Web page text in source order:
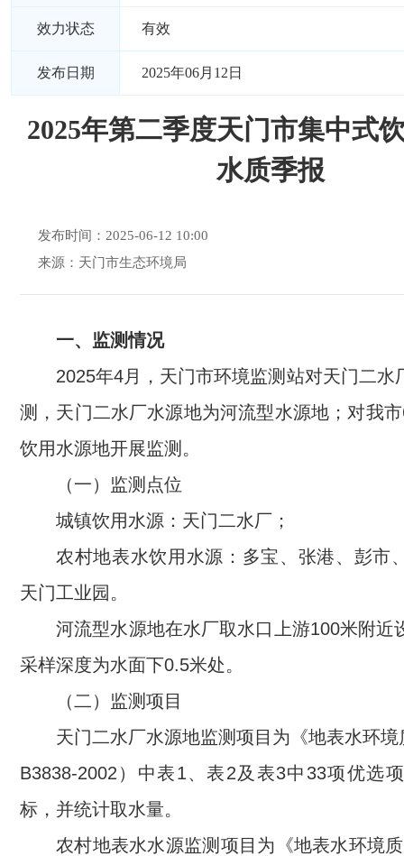
效力状态 有效
发布日期 2025年06月12日
2025年第二季度天门市集中式
水质季报
发布时间：2025-06-12 10:00
来源：天门市生态环境局
一、监测情况
2025年4月，天门市环境监测站对天门二水
测，天门二水厂水源地为河流型水源地；对我
饮用水源地开展监测。
（一）监测点位
城镇饮用水源：天门二水厂；
农村地表水饮用水源：多宝、张港、彭市
天门工业园。
河流型水源地在水厂取水口上游100米附近
采样深度为水面下0.5米处。
（二）监测项目
天门二水厂水源地监测项目为《地表水环
B3838-2002）中表1、表2及表3中33项优选
标，并统计取水量。
农村地表水水源监测项目为《地表水环境